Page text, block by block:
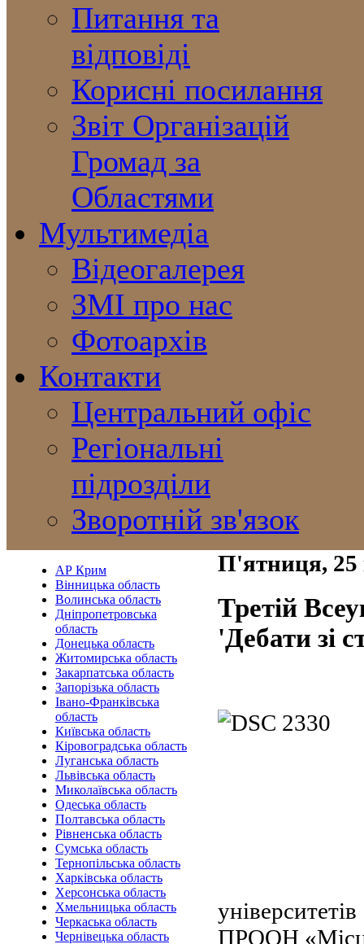
Питання та
відповіді
Корисні посилання
Звіт Організацій
Громад за
Областями
Мультимедіа
Відеогалерея
ЗМІ про нас
Фотоархів
Контакти
Центральний офіс
Регіональні
підрозділи
Зворотній зв'язок
АР Крим
Вінницька область
Волинська область
Дніпропетровська
область
Донецька область
Житомирська область
Закарпатська область
Запорізька область
Івано-Франківська
область
Київська область
Кіровоградська область
Луганська область
Львівська область
Миколаївська область
Одеська область
Полтавська область
Рівненська область
Сумська область
Тернопільська область
Харківська область
Херсонська область
Хмельницька область
Черкаська область
Чернівецька область
П'ятниця, 25
Третій
'Дебати зі
ПРООН